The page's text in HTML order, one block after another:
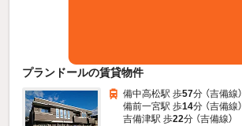
プランドールの賃貸物件
備中高松駅 歩57分 （吉備線）
備前一宮駅 歩14分 （吉備線）
吉備津駅 歩22分 （吉備線）